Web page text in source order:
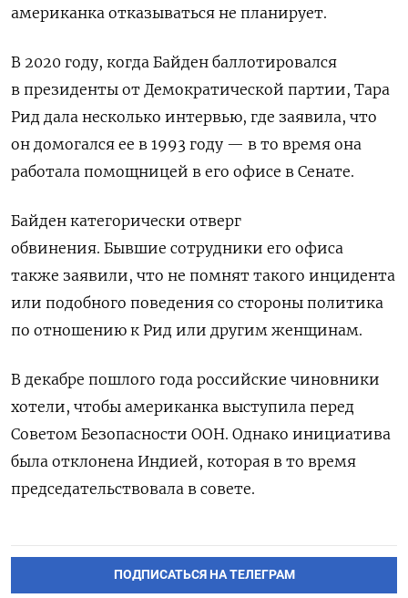
американка отказываться не планирует.
В 2020 году, когда Байден баллотировался
в президенты от Демократической партии, Тара
Рид дала несколько интервью, где заявила, что
он домогался ее в 1993 году — в то время она
работала помощницей в его офисе в Сенате.
Байден категорически отверг
обвинения. Бывшие сотрудники его офиса
также заявили, что не помнят такого инцидента
или подобного поведения со стороны политика
по отношению к Рид или другим женщинам.
В декабре пошлого года российские чиновники
хотели, чтобы американка выступила перед
Советом Безопасности ООН. Однако инициатива
была отклонена Индией, которая в то время
председательствовала в совете.
ПОДПИСАТЬСЯ НА ТЕЛЕГРАМ